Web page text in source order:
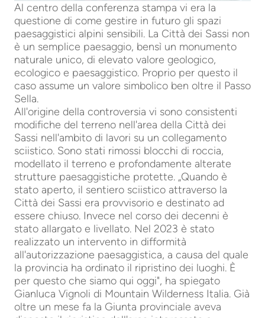
Al centro della conferenza stampa vi era la
questione di come gestire in futuro gli spazi
paesaggistici alpini sensibili. La Città dei Sassi non
è un semplice paesaggio, bensì un monumento
naturale unico, di elevato valore geologico,
ecologico e paesaggistico. Proprio per questo il
caso assume un valore simbolico ben oltre il Passo
Sella.
All'origine della controversia vi sono consistenti
modifiche del terreno nell'area della Città dei
Sassi nell'ambito di lavori su un collegamento
sciistico. Sono stati rimossi blocchi di roccia,
modellato il terreno e profondamente alterate
strutture paesaggistiche protette. „Quando è
stato aperto, il sentiero sciistico attraverso la
Città dei Sassi era provvisorio e destinato ad
essere chiuso. Invece nel corso dei decenni è
stato allargato e livellato. Nel 2023 è stato
realizzato un intervento in difformità
all'autorizzazione paesaggistica, a causa del quale
la provincia ha ordinato il ripristino dei luoghi. È
per questo che siamo qui oggi", ha spiegato
Gianluca Vignoli di Mountain Wilderness Italia. Già
oltre un mese fa la Giunta provinciale aveva